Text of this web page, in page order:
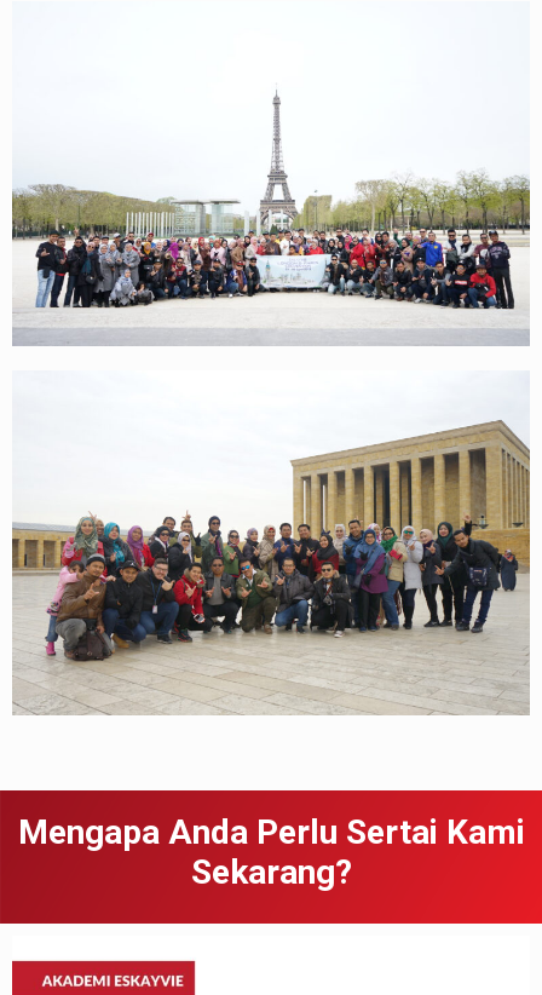
Mengapa Anda Perlu Sertai Kami
Sekarang?